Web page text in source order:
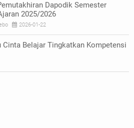
Dapodik Semester
2025/2026
2026-01-22
Cinta Belajar Tingkatkan Kompetensi